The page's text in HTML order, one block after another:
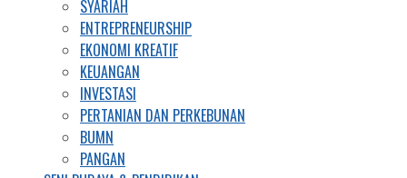
SYARIAH
ENTREPRENEURSHIP
EKONOMI KREATIF
KEUANGAN
INVESTASI
PERTANIAN DAN PERKEBUNAN
BUMN
PANGAN